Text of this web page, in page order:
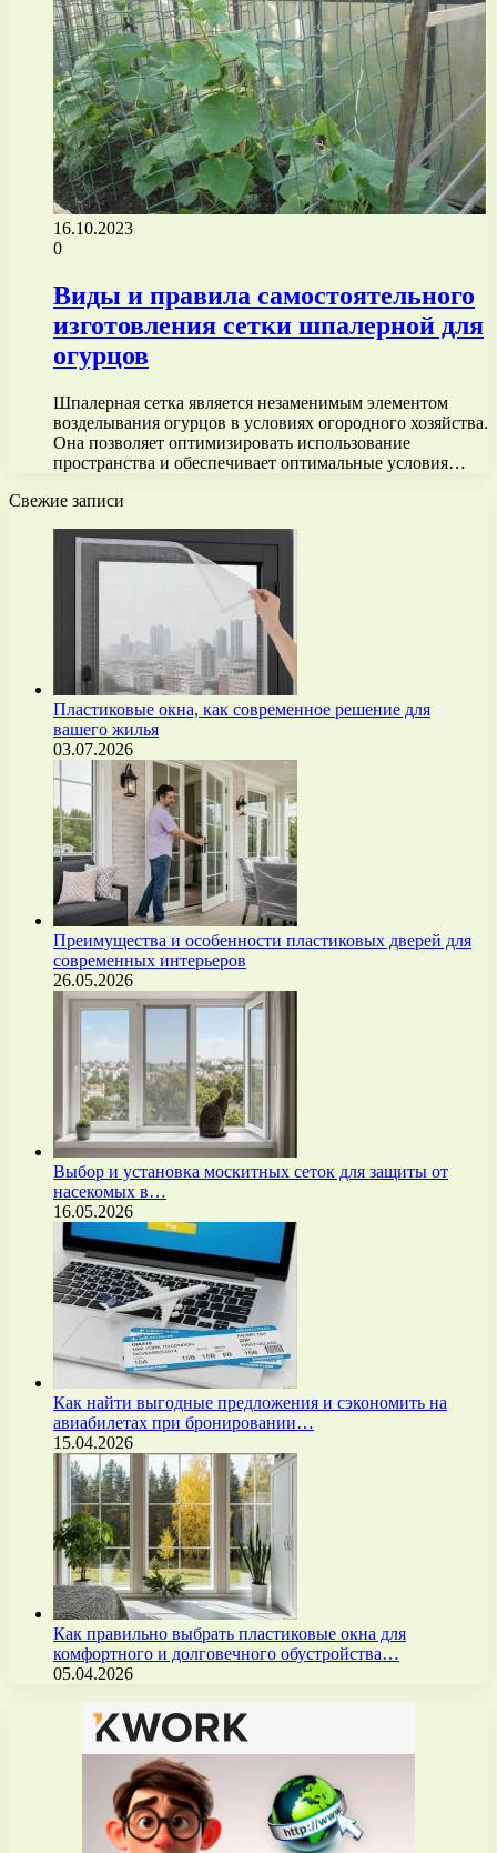
16.10.2023
0
Виды и правила самостоятельного
изготовления сетки шпалерной для
огурцов
Шпалерная сетка является незаменимым элементом
возделывания огурцов в условиях огородного хозяйства.
Она позволяет оптимизировать использование
пространства и обеспечивает оптимальные условия…
Свежие записи
Пластиковые окна, как современное решение для
вашего жилья
03.07.2026
Преимущества и особенности пластиковых дверей для
современных интерьеров
26.05.2026
Выбор и установка москитных сеток для защиты от
насекомых в…
16.05.2026
Как найти выгодные предложения и сэкономить на
авиабилетах при бронировании…
15.04.2026
Как правильно выбрать пластиковые окна для
комфортного и долговечного обустройства…
05.04.2026